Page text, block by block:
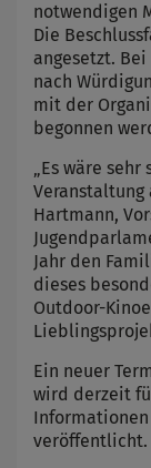
notwendigen
Die
angesetzt.
nach
mit der
begonnen
„Es wäre sehr
Veranstaltung
Hartmann,
Jahr den
dieses
Outdoor-
Ein neuer
wird derzeit
veröffentlicht.